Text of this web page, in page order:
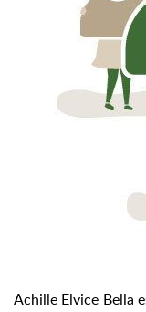
Achille Elvice Bella